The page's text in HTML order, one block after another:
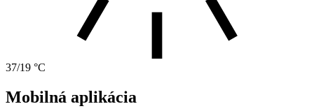
37/19 °C
Mobilná aplikácia